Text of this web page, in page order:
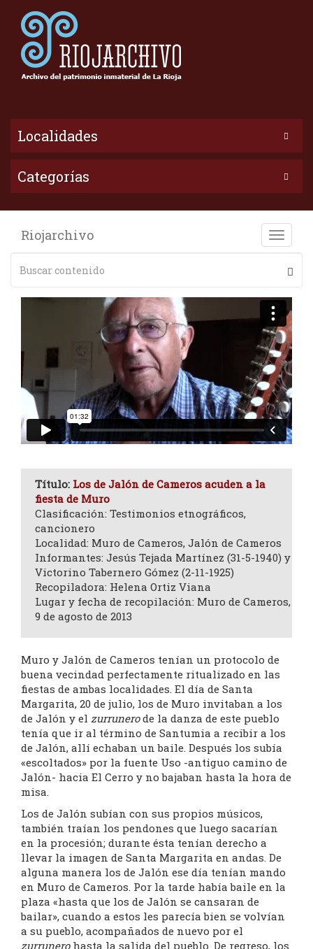
Localidades
Categorías
Toggle
Riojarchivo
Título: Los de Jalón de Cameros acuden a la
fiesta de Muro
Clasificación: Testimonios etnográficos,
cancionero
Localidad: Muro de Cameros, Jalón de Cameros
Informantes: Jesús Tejada Martínez (31-5-1940) y
Victorino Tabernero Gómez (2-11-1925)
Recopiladora: Helena Ortiz Viana
Lugar y fecha de recopilación: Muro de Cameros,
9 de agosto de 2013
Muro y Jalón de Cameros tenían un protocolo de
buena vecindad perfectamente ritualizado en las
fiestas de ambas localidades. El día de Santa
Margarita, 20 de julio, los de Muro invitaban a los
de Jalón y el zurrunerode la danza de este pueblo
tenía que ir al término de Santumia a recibir a los
de Jalón, allí echaban un baile. Después los subía
«escoltados» por la fuente Uso -antiguo camino de
Jalón- hacia El Cerro y no bajaban hasta la hora de
misa.
Los de Jalón subían con sus propios músicos,
también traían los pendones que luego sacarían
en la procesión; durante ésta tenían derecho a
llevar la imagen de Santa Margarita en andas. De
alguna manera los de Jalón ese día tenían mando
en Muro de Cameros. Por la tarde había baile en la
plaza «hasta que los de Jalón se cansaran de
bailar», cuando a estos les parecía bien se volvían
a su pueblo, acompañados de nuevo por el
zurrunero hasta la salida del pueblo. De regreso, los